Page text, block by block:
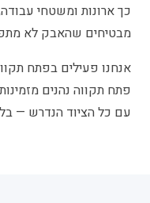
כך ארונות ומשטחי
מבטיחים שהאבק לא
אנחנו פעילים בפתח
פתח תקווה נהנים
עם כל הציוד הנדרש —